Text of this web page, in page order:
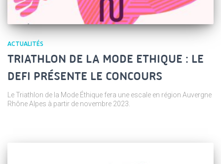
ACTUALITÉS
TRIATHLON DE LA MODE ETHIQUE : LE
DEFI PRÉSENTE LE CONCOURS
Le Triathlon de la Mode Éthique fera une escale en région Auvergne
Rhône Alpes à partir de novembre 2023.